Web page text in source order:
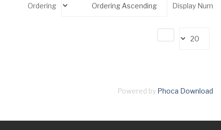
Ordering Display Num
Powered by Phoca Download